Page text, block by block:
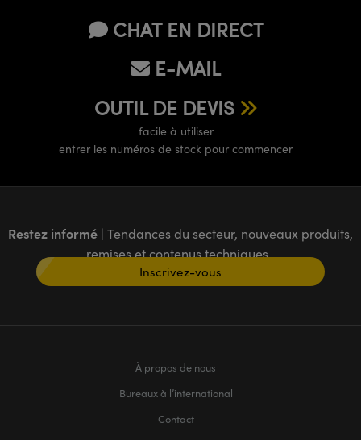
CHAT EN DIRECT
E-MAIL
OUTIL DE DEVIS
facile à utiliser
entrer les numéros de stock pour commencer
Restez informé | Tendances du secteur, nouveaux produits,
remises et contenus techniques
Inscrivez-vous
À propos de nous
Bureaux à l’international
Contact